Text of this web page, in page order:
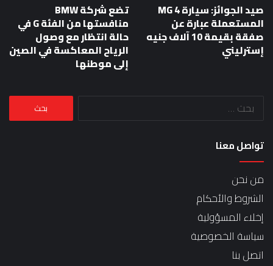
صيد الجوائز: سيارة MG 4
المستعملة عبارة عن
صفقة بقيمة 10 آلاف جنيه
إسترليني
تضع شركة BMW
منافستها من الفئة G في
حالة انتظار مع وصول
الرياح المعاكسة في الصين
إلى موطنها
البحث
تواصل معنا
من نحن
الشروط والأحكام
إخلاء المسؤولية
سياسة الخصوصية
اتصل بنا